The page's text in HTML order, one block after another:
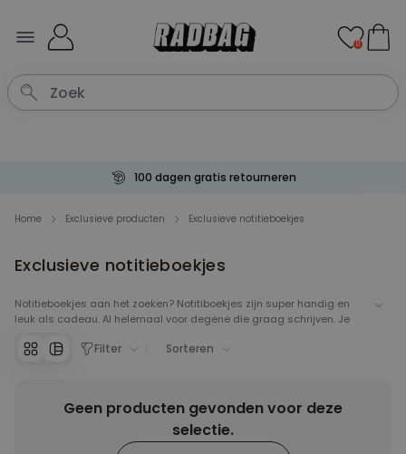
0
100 dagen gratis retourneren
Home Exclusieve producten Exclusieve notitieboekjes
Exclusieve notitieboekjes
Notitieboekjes aan het zoeken? Notitiboekjes zijn super handig en
leuk als cadeau. Al helemaal voor degene die graag schrijven. Je
Notitiboekjes zijn ook enorm handig voor op het werk of op school.
Filter Sorteren
Geen producten gevonden voor deze
selectie.